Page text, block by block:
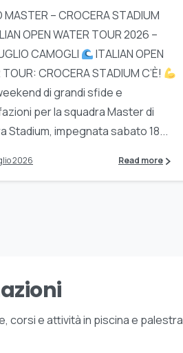
MASTER – CROCERA STADIUM
OPEN WATER TOUR 2026 –
CAMOGLI
ITALIAN OPEN
CROCERA STADIUM C’È!
di grandi sfide e
per la squadra Master di
Stadium, impegnata sabato 18...
2026 Read more
corsi e attività in piscina e palestra